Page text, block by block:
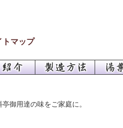
トマップ
御用達の味をご家庭に。